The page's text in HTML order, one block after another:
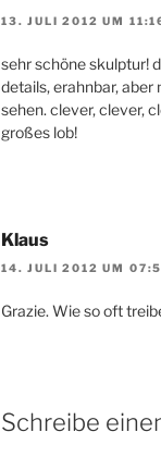
13. JULI 2012 UM
sehr schöne skulptur!
details, erahnbar,
sehen. clever, clever,
großes lob!
Klaus
14. JULI 2012 UM
Grazie. Wie so oft
Schreibe